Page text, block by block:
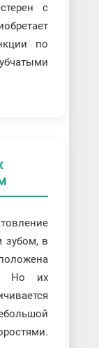
с
по
зубом, в
Но их